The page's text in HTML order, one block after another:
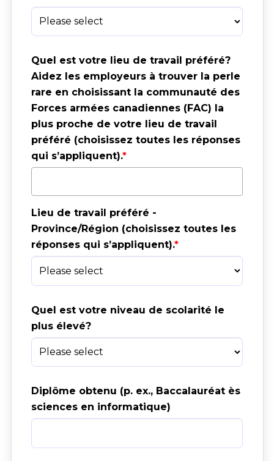
Quel est votre lieu de travail préféré?
Aidez les employeurs à trouver la perle
rare en choisissant la communauté des
Forces armées canadiennes (FAC) la
plus proche de votre lieu de travail
préféré (choisissez toutes les réponses
qui s’appliquent).
Lieu de travail préféré -
Province/Région (choisissez toutes les
réponses qui s’appliquent).
Quel est votre niveau de scolarité le
plus élevé?
Diplôme obtenu (p. ex., Baccalauréat ès
sciences en informatique)